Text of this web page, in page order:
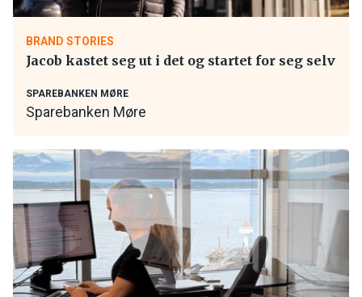
BRAND STORIES
Jacob kastet seg ut i det og startet for seg selv
SPAREBANKEN MØRE
Sparebanken Møre